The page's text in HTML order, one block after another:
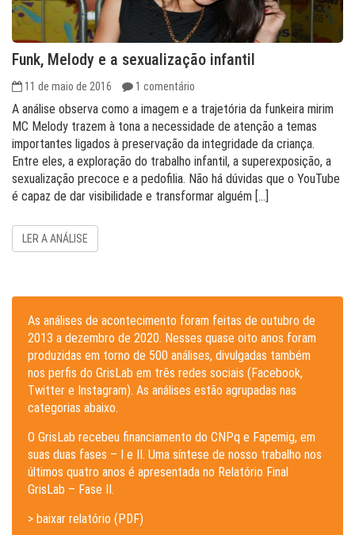
Funk, Melody e a sexualização infantil
11 de maio de 2016 1 comentário
A análise observa como a imagem e a trajetória da funkeira mirim
MC Melody trazem à tona a necessidade de atenção a temas
importantes ligados à preservação da integridade da criança.
Entre eles, a exploração do trabalho infantil, a superexposição, a
sexualização precoce e a pedofilia. Não há dúvidas que o YouTube
é capaz de dar visibilidade e transformar alguém […]
LER A ANÁLISE
As análises de acontecimento foram feitas de outubro de
2013 a dezembro de 2020. Nesses quase oito anos foram
produzidas em torno de 500 análises, divulgadas também
nos perfis do GrisLab em três redes sociais (Facebook,
Twitter e Instagram). As análises estão agrupadas nas
categorias abaixo.
O GrisLab recebeu financiamento do CNPq e Fapemig, em
suas duas fases – I e II. Uma síntese de nosso trabalho nos
últimos quatro anos é apresentada no Relatório Final
GrisLab – Fase II.
> baixar relatório (PDF)